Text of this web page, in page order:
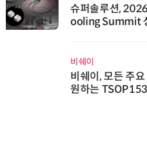
슈퍼솔루션, 2026 Next-Gen
ooling Summit 성황리 성료
비쉐이, 모든 주요 리모컨 코드
원하는 TSOP15300 시리즈